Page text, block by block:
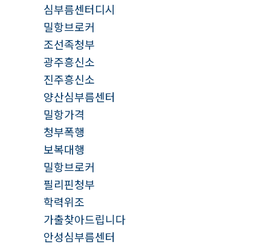
심부름센터디시
밀항브로커
조선족청부
광주흥신소
진주흥신소
양산심부름센터
밀항가격
청부폭행
보복대행
밀항브로커
필리핀청부
학력위조
가출찾아드립니다
안성심부름센터